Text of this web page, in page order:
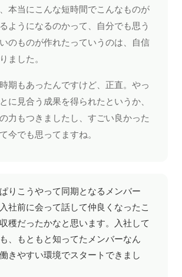
本当にこんな短時間でこんなものが
ようになるのかって、自分でも思う
のものが作れたっていうのは、自信
ました。
期もあったんですけど、正直。やっ
に見合う成果を得られたというか、
力もつきましたし、すごい良かった
今でも思ってますね。
りこうやって同期となるメンバー
社前に会って話して仲良くなったこ
穫だったかなと思います。入社して
、もともと知ってたメンバーなん
きやすい環境でスタートできまし